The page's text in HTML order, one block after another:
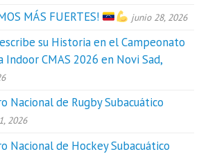
MÁS FUERTES! junio 28, 2026
su Historia en el Campeonato
Indoor CMAS 2026 en Novi Sad,
Nacional de Rugby Subacuático
2026
Nacional de Hockey Subacuático